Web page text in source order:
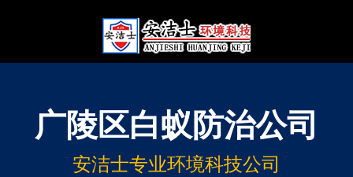
广陵区白蚁防治公司
安洁士专业环境科技公司